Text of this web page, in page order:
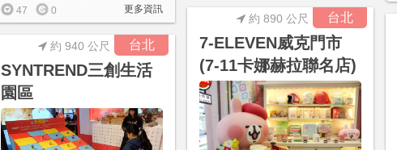
更多資訊
47 0 台北
7-ELEVEN威克門市
(7-11卡娜赫拉聯名店)
約 890 公尺
台北
SYNTREND三創生活
園區
約 940 公尺